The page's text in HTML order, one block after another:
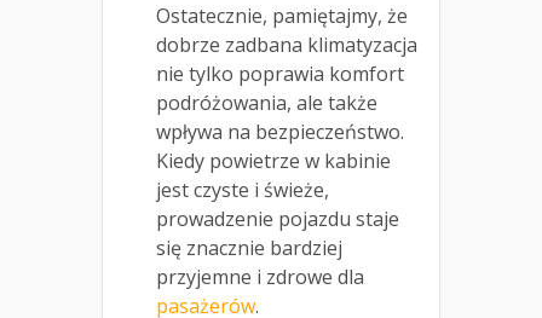
Ostatecznie, pamiętajmy, że
dobrze zadbana klimatyzacja
nie tylko poprawia komfort
podróżowania, ale także
wpływa na bezpieczeństwo.
Kiedy powietrze w kabinie
jest czyste i świeże,
prowadzenie pojazdu staje
się znacznie bardziej
przyjemne i zdrowe dla
pasażerów.